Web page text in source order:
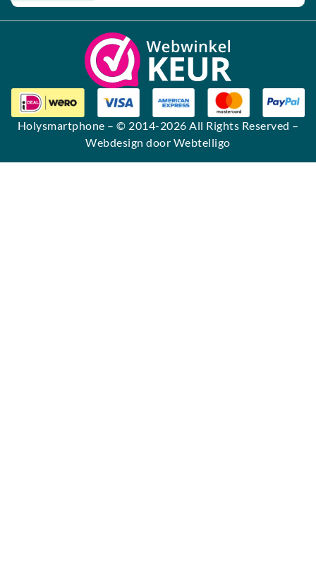
Alternative:
Holysmartphone – © 2014-2026 All Rights Reserved –
Webdesign door Webtelligo